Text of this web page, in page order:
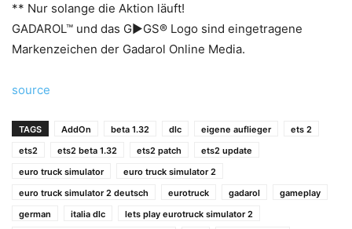
** Nur solange die Aktion läuft!
GADAROL™ und das G►GS® Logo sind eingetragene
Markenzeichen der Gadarol Online Media.
source
TAGS AddOn beta 1.32 dlc eigene auflieger
ets 2
ets2
ets2 beta 1.32 ets2 patch
ets2 update
euro truck simulator
euro truck simulator 2
euro truck simulator 2 deutsch
eurotruck gadarol
gameplay
german
italia dlc
lets play eurotruck simulator 2